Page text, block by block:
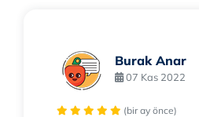
Burak Anar
07 Kas 2022
(bir ay önce)